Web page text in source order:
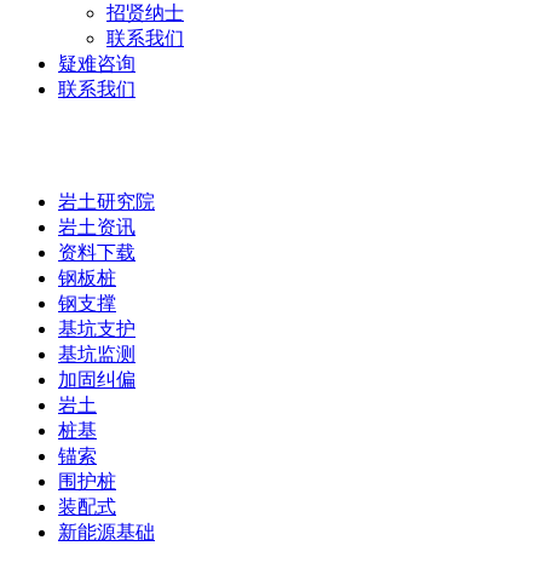
招贤纳士
联系我们
疑难咨询
联系我们
岩土研究院
岩土资讯
资料下载
钢板桩
钢支撑
基坑支护
基坑监测
加固纠偏
岩土
桩基
锚索
围护桩
装配式
新能源基础